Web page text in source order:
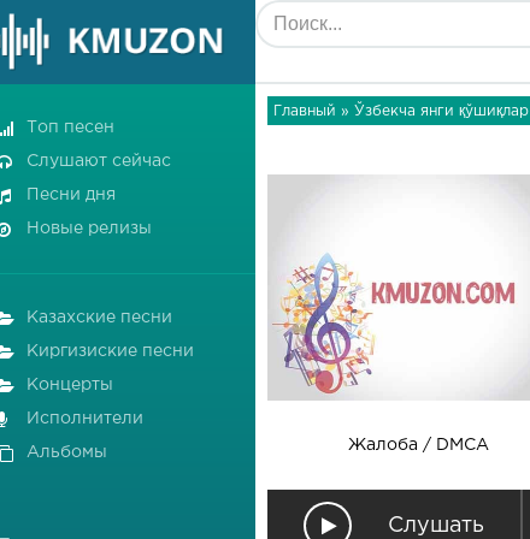
Главный » Ўзбекча янги қўшиқлар
Жалоба / DMCA
Слушать
Топ песен
Слушают сейчас
Песни дня
Новые релизы
Казахские песни
Киргизиские песни
Концерты
Исполнители
Альбомы